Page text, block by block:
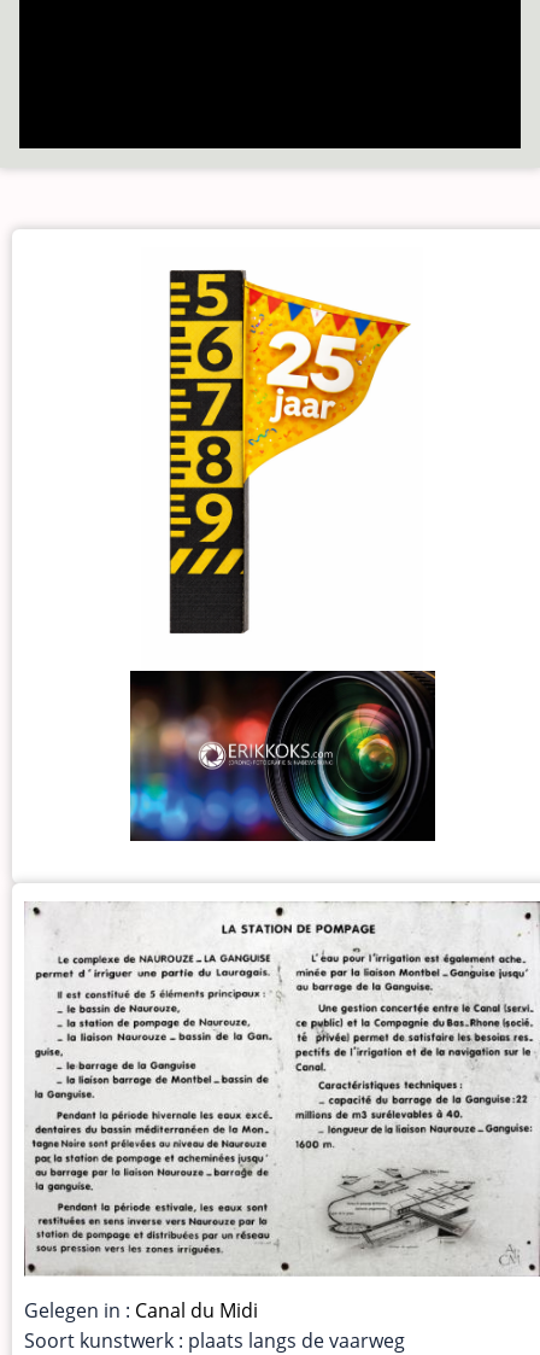
Gelegen in : Canal du Midi
Soort kunstwerk : plaats langs de vaarweg